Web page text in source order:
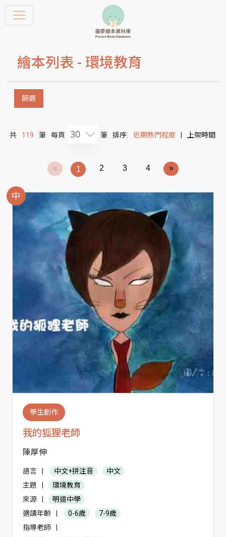
繪本列表 - 環境教育
篩選
共 119 筆 每頁 30 筆 排序: 近期熱門程度 上架時間
« 1 2 3 4 »
中
學生創作
我的狐狸老師
陳厚伸
語言 中文+拼注音
中文
主題
環境教育
來源
明道中學
適讀年齡
0-6歲
7-9歲
指導老師